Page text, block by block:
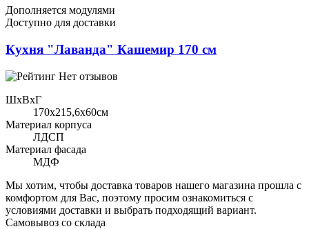
Дополняется модулями
Доступно для доставки
Кухня "Лаванда" Кашемир 170 см
Нет отзывов
ШхВхГ
170x215,6х60см
Материал корпуса
ЛДСП
Материал фасада
МДФ
Мы хотим, чтобы доставка товаров нашего магазина прошла с
комфортом для Вас, поэтому просим ознакомиться с
условиями доставки и выбрать подходящий вариант.
Самовывоз со склада